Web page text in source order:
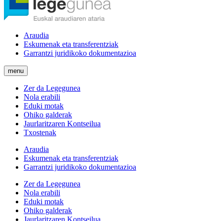
Araudia
Eskumenak eta transferentziak
Garrantzi juridikoko dokumentazioa
menu
Zer da Legegunea
Nola erabili
Eduki motak
Ohiko galderak
Jaurlaritzaren Kontseilua
Txostenak
Araudia
Eskumenak eta transferentziak
Garrantzi juridikoko dokumentazioa
Zer da Legegunea
Nola erabili
Eduki motak
Ohiko galderak
Jaurlaritzaren Kontseilua